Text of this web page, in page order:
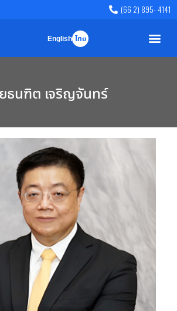
(66 2) 895- 4141
English ไทย
ธนฑิต เจริญจันทร์